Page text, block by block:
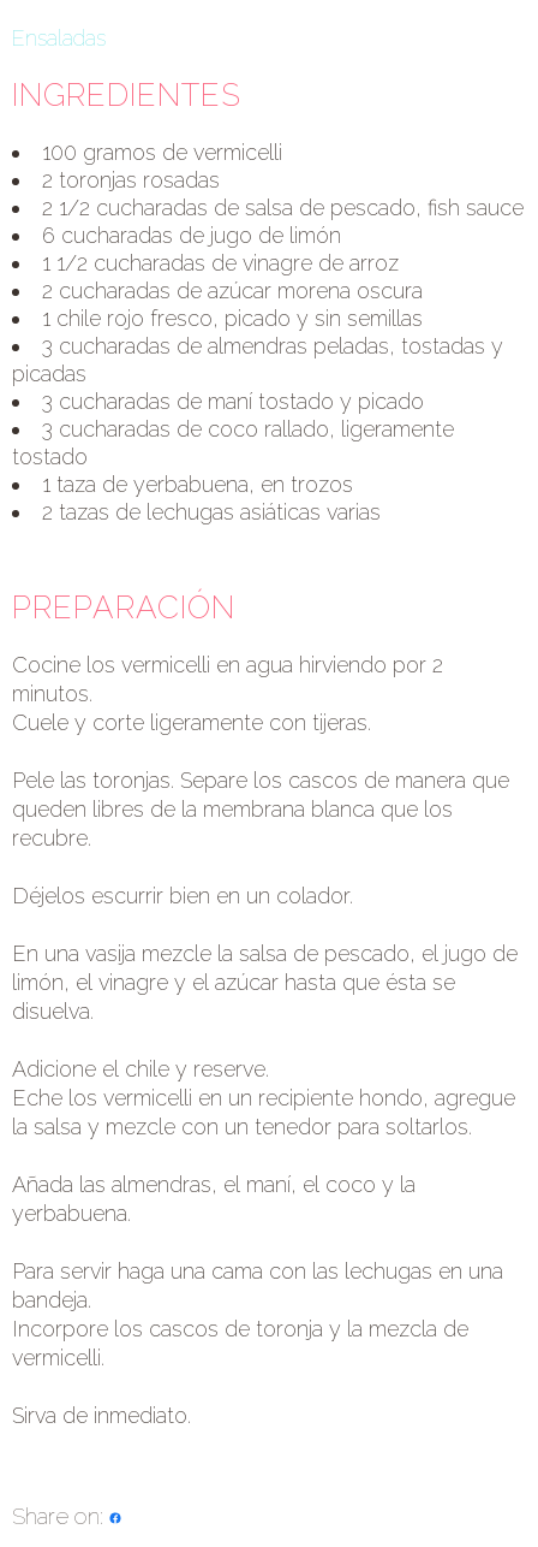
Ensaladas
INGREDIENTES
100 gramos de vermicelli
2 toronjas rosadas
2 1/2 cucharadas de salsa de pescado, fish sauce
6 cucharadas de jugo de limón
1 1/2 cucharadas de vinagre de arroz
2 cucharadas de azúcar morena oscura
1 chile rojo fresco, picado y sin semillas
3 cucharadas de almendras peladas, tostadas y
picadas
3 cucharadas de maní tostado y picado
3 cucharadas de coco rallado, ligeramente
tostado
1 taza de yerbabuena, en trozos
2 tazas de lechugas asiáticas varias
PREPARACIÓN
Cocine los vermicelli en agua hirviendo por 2
minutos.
Cuele y corte ligeramente con tijeras.
Pele las toronjas. Separe los cascos de manera que
queden libres de la membrana blanca que los
recubre.
Déjelos escurrir bien en un colador.
En una vasija mezcle la salsa de pescado, el jugo de
limón, el vinagre y el azúcar hasta que ésta se
disuelva.
Adicione el chile y reserve.
Eche los vermicelli en un recipiente hondo, agregue
la salsa y mezcle con un tenedor para soltarlos.
Añada las almendras, el maní, el coco y la
yerbabuena.
Para servir haga una cama con las lechugas en una
bandeja.
Incorpore los cascos de toronja y la mezcla de
vermicelli.
Sirva de inmediato.
Share on: